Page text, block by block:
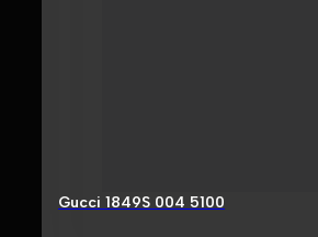
Gucci 1849S 004 5100